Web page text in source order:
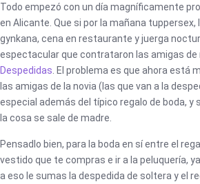
Todo empezó con un día magníficamente
en Alicante. Que si por la mañana tuppersex,
gynkana, cena en restaurante y juerga
espectacular que contrataron las amigas de
Despedidas . El problema es que ahora está
las amigas de la novia (las que van a la
especial además del típico regalo de boda, y
la cosa se sale de madre.
Pensadlo bien, para la boda en sí entre el
vestido que te compras e ir a la peluquería,
a eso le sumas la despedida de soltera y el